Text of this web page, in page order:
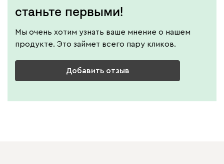
станьте первыми!
Мы очень хотим узнать ваше мнение о нашем
продукте. Это займет всего пару кликов.
Добавить отзыв